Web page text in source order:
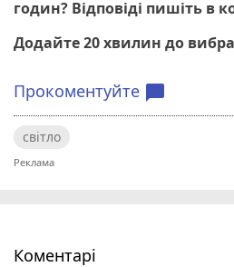
годин? Відповіді пишіть в
Додайте 20 хвилин до
Прокоментуйте chat_bubble
світло
Коментарі